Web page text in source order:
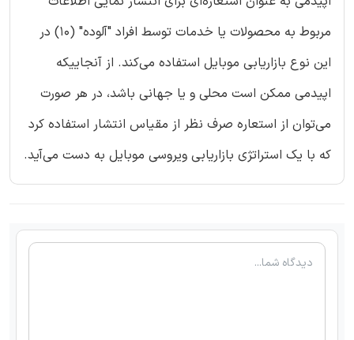
مربوط به محصولات یا خدمات توسط افراد "آلوده" (10) در
این نوع بازاریابی موبایل استفاده می‌کند. از آنجاییکه
اپیدمی ممکن است محلی و یا جهانی باشد، در هر صورت
می‌توان از استعاره صرف نظر از مقیاس انتشار استفاده کرد
که با یک استراتژی بازاریابی ویروسی موبایل به دست می‌آید.